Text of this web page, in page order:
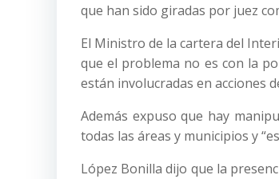
que han sido giradas por juez
El Ministro de la cartera del
que el problema no es con la
están involucradas en acciones
Además expuso que hay
todas las áreas y municipios y
López Bonilla dijo que la